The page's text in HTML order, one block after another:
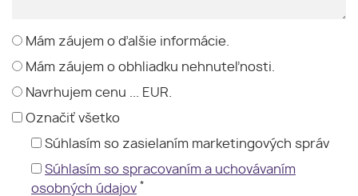
Mám záujem o ďalšie informácie.
Mám záujem o obhliadku nehnuteľnosti.
Navrhujem cenu ... EUR.
Označiť všetko
Súhlasím so zasielaním marketingových správ
Súhlasím so spracovaním a uchovávaním
osobných údajov *